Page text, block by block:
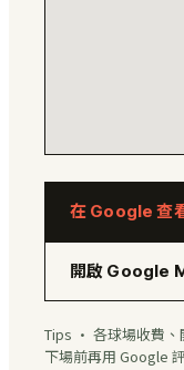
在 Google 查
開啟 Google
Tips · 各球場收費、
下場前再用 Google